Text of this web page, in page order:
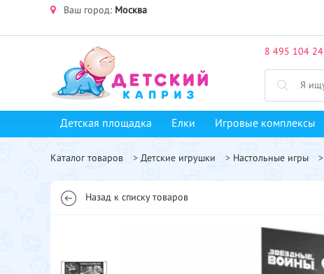
Ваш город: Москва
8 495 104
Детская площадка Елки Игровые комплексы
Каталог товаров > Детские игрушки > Настольные игры >
Назад к списку товаров